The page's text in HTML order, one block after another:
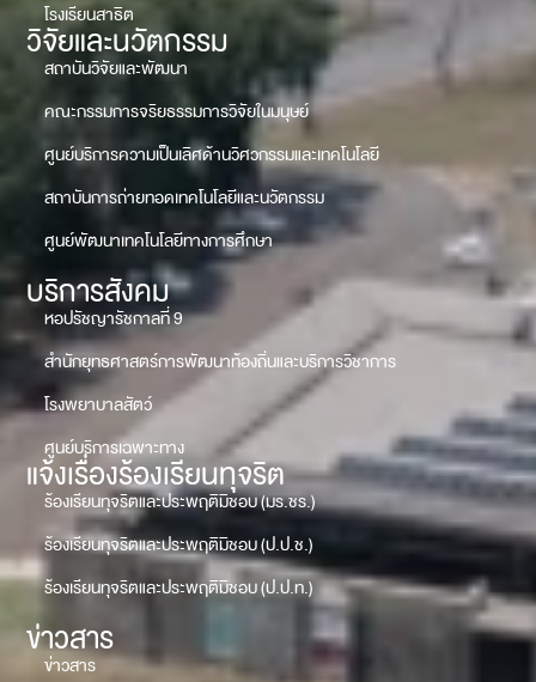
โรงเรียนสาธิต
วิจัยและนวัตกรรม
สถาบันวิจัยและพัฒนา
คณะกรรมการจริยธรรมการวิจัยในมนุษย์
ศูนย์บริการความเป็นเลิศด้านวิศวกรรมและเทคโนโลยี
สถาบันการถ่ายทอดเทคโนโลยีและนวัตกรรม
ศูนย์พัฒนาเทคโนโลยีทางการศึกษา
บริการสังคม
หอปรัชญารัชกาลที่ 9
สำนักยุทธศาสตร์การพัฒนาท้องถิ่นและบริการวิชาการ
โรงพยาบาลสัตว์
ศูนย์บริการเฉพาะทาง
แจ้งเรื่องร้องเรียนทุจริต
ร้องเรียนทุจริตและประพฤติมิชอบ (มร.ชร.)
ร้องเรียนทุจริตและประพฤติมิชอบ (ป.ป.ช.)
ร้องเรียนทุจริตและประพฤติมิชอบ (ป.ป.ท.)
ข่าวสาร
ข่าวสาร